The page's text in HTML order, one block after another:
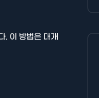
. 이 방법은 대개